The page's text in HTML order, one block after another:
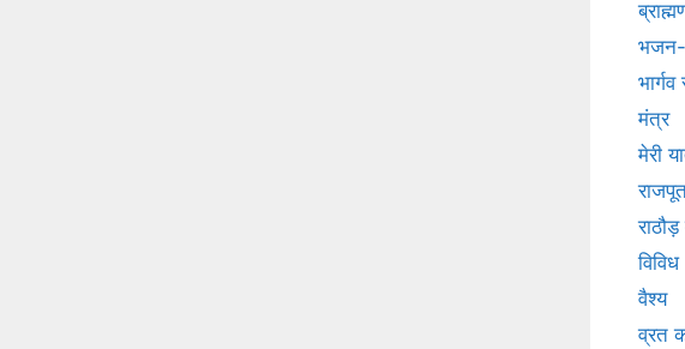
भजन-
मंत्र
मेरी
विविध
वैश्य
व्रत